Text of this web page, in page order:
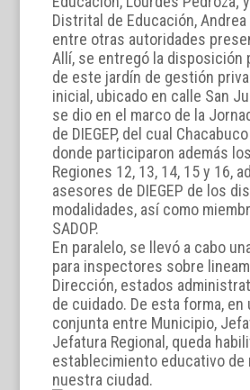
Distrital de Educación,
entre otras autoridades
Allí, se entregó la disposición
de este jardín de gestión
inicial, ubicado en calle San
se dio en el marco de la
de DIEGEP, del cual
donde participaron además
Regiones 12, 13, 14, 15 y 16,
asesores de DIEGEP de los
modalidades, así como
SADOP.
En paralelo, se llevó a cabo
para inspectores sobre
Dirección, estados
de cuidado. De esta forma, en
conjunta entre Municipio,
Jefatura Regional, queda
establecimiento educativo de
nuestra ciudad.